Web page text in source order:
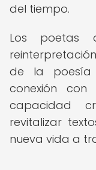
del tiempo.
Los poetas
de la poesía
conexión
capacidad
revitalizar
nueva vida a